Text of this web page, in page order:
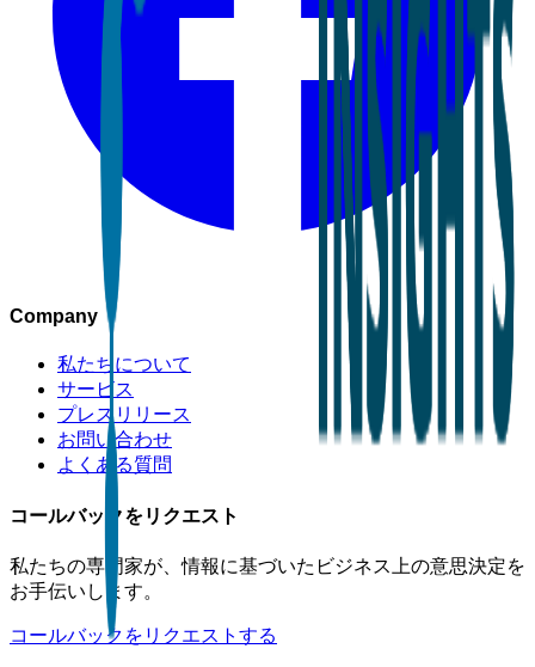
Company
私たちについて
サービス
プレスリリース
お問い合わせ
よくある質問
コールバックをリクエスト
私たちの専門家が、情報に基づいたビジネス上の意思決定を
お手伝いします。
コールバックをリクエストする